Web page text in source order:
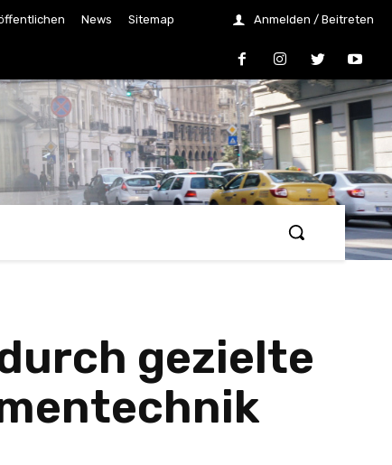
News Sitemap Anmelden / Beitreten
gezielte